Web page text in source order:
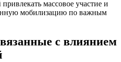
массовое участие и
мобилизацию по важным
с влиянием